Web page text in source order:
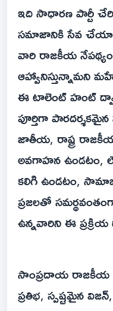
ఇది సాధారణ పార్టీ
సమాజానికి సేవ
వారి రాజకీయ
ఆహ్వానిస్తున్నామని
ఈ టాలెంట్ హంట్
పూర్తిగా
జాతీయ, రాష్ట్ర
అవగాహన ఉండటం,
కలిగి ఉండటం,
ప్రజలతో
ఉన్నవారిని ఈ
సాంప్రదాయ రాజకీయ
ప్రతిభ, స్పష్టమైన